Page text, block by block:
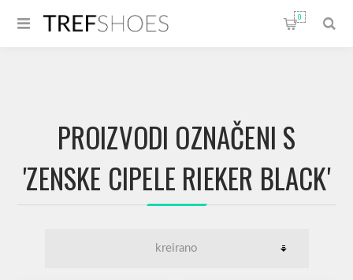
0
PROIZVODI OZNAČENI S
'ZENSKE CIPELE RIEKER BLACK'